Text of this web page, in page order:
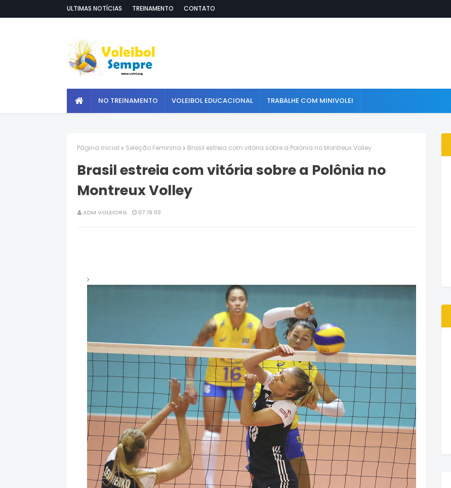
ULTIMAS NOTÍCIAS TREINAMENTO CONTATO
NO TREINAMENTO VOLEIBOL EDUCACIONAL TRABALHE COM MINIVOLEI
Página inicial Seleção Feminina Brasil estreia com vitória sobre a Polônia no Montreux Volley
Brasil estreia com vitória sobre a Polônia no
Montreux Volley
ADM VOLEIORG 07:19:00